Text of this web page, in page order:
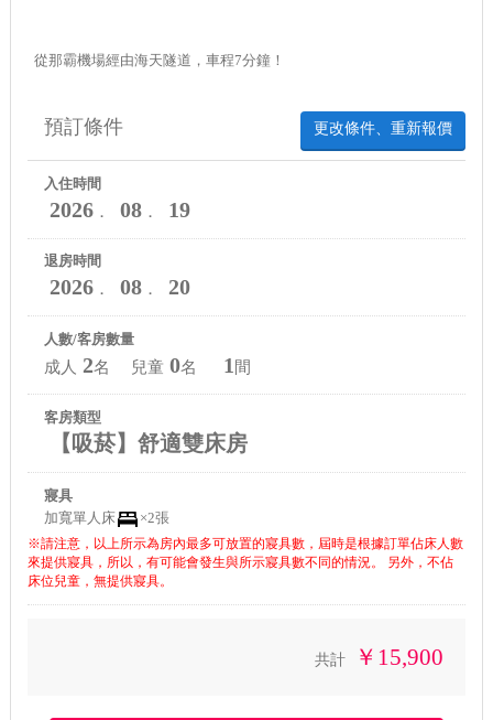
從那霸機場經由海天隧道，車程7分鐘！
更改條件、重新報價
預訂條件
入住時間
2026． 08． 19
退房時間
2026． 08． 20
人數/客房數量
成人 2名 兒童 0名 1 間
客房類型
【吸菸】舒適雙床房
寢具
加寬單人床
×2張
※請注意，以上所示為房內最多可放置的寢具數，屆時是根據訂單佔床人數
來提供寢具，所以，有可能會發生與所示寢具數不同的情況。 另外，不佔
床位兒童，無提供寢具。
共計 ￥15,900